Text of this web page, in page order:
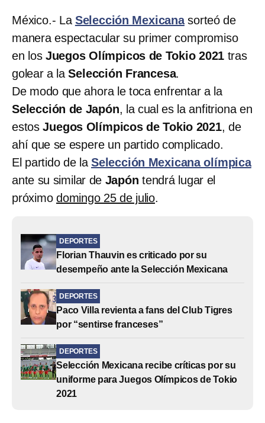
México.- La Selección Mexicanasorteó de
manera espectacular su primer compromiso
en los Juegos Olímpicos de Tokio 2021 tras
golear a laSelección Francesa.
De modo que ahora le toca enfrentar a la
Selección de Japón, la cual es la anfitriona en
estosJuegos Olímpicos de Tokio 2021, de
ahí que se espere un partido complicado.
El partido de la Selección Mexicana olímpica
ante su similar de Japóntendrá lugar el
próximo domingo 25 de julio.
DEPORTES
Florian Thauvin es criticado por su
desempeño ante la Selección Mexicana
DEPORTES
Paco Villa revienta a fans del Club Tigres
por “sentirse franceses”
DEPORTES
Selección Mexicana recibe críticas por su
uniforme para Juegos Olímpicos de Tokio
2021